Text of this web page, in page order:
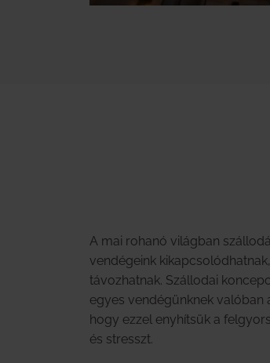
A mai rohanó világban
vendégeink
távozhatnak. Szállodai
egyes vendégünknek valóban
hogy ezzel enyhítsük a
és stresszt.